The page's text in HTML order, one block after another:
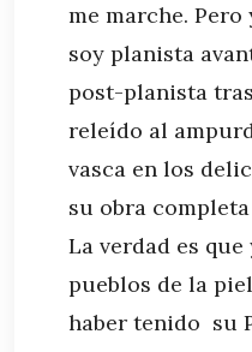
me marche.
soy planista
post-planista
releído al
vasca en los
su obra
La verdad es
pueblos de la
haber tenido su